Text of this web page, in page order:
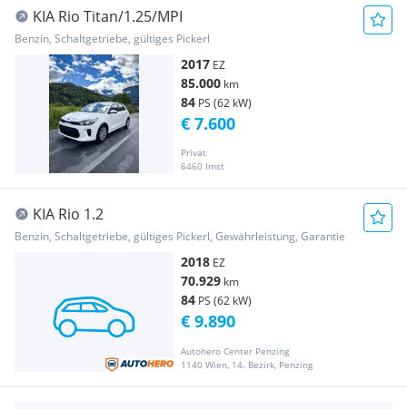
KIA Rio Titan/1.25/MPI
Benzin, Schaltgetriebe, gültiges Pickerl
2017 EZ
85.000 km
84 PS (62 kW)
Privat
6460 Imst
€ 7.600
KIA Rio 1.2
Benzin, Schaltgetriebe, gültiges Pickerl, Gewährleistung, Garantie
2018 EZ
70.929 km
84 PS (62 kW)
Autohero Center Penzing
1140 Wien, 14. Bezirk, Penzing
€ 9.890